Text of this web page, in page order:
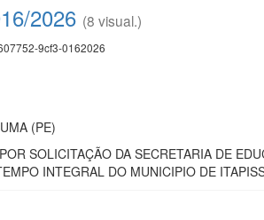
2026 (8 visual.)
9cf3-0162026
(PE)
SOLICITAÇÃO DA SECRETARIA DE
INTEGRAL DO MUNICIPIO DE